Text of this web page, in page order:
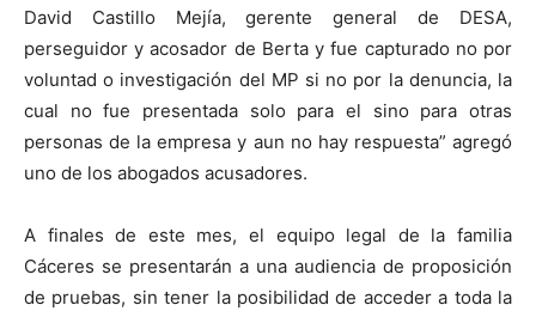
David Castillo Mejía, gerente general de DESA,
perseguidor y acosador de Berta y fue capturado no por
voluntad o investigación del MP si no por la denuncia, la
cual no fue presentada solo para el sino para otras
personas de la empresa y aun no hay respuesta” agregó
uno de los abogados acusadores.
A finales de este mes, el equipo legal de la familia
Cáceres se presentarán a una audiencia de proposición
de pruebas, sin tener la posibilidad de acceder a toda la